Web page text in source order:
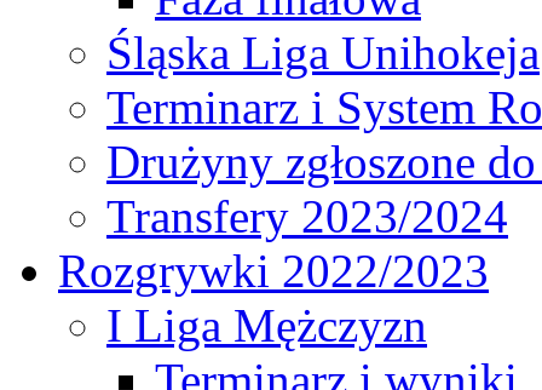
Śląska Liga Unihokeja
Terminarz i System
Drużyny zgłoszone
Transfery 2023/2024
Rozgrywki 2022/2023
I Liga Mężczyzn
Terminarz i wyniki